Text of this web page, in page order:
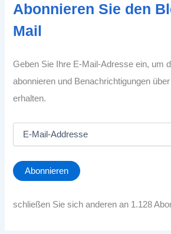
Abonnieren Sie den
Mail
Geben Sie Ihre E-Mail-Adresse ein, um
abonnieren und Benachrichtigungen
erhalten.
a
i
A
Abonnieren
schließen Sie sich anderen an 1.128